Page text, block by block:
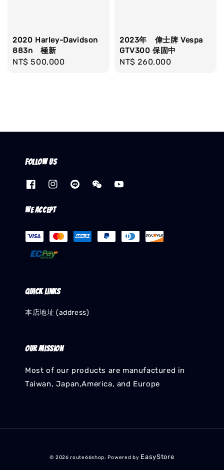
2020 Harley-Davidson
883n 極新
Regular
NT$ 500,000
2023年 偉士牌 Vespa
GTV300 保固中
Regular
NT$ 260,000
Follow us
We accept
Quick links
本店地址 (address)
Our mission
Most of our products are manufactured in
Taiwan, Japan,America, and Europe
© 2026 route66shop. Powered by EasyStore